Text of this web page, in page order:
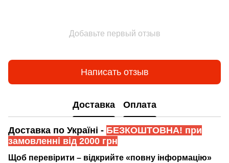
Добавьте первый отзыв
Написать отзыв
Доставка Оплата
Доставка по Україні - БЕЗКОШТОВНА! при
замовленні від 2000 грн
Щоб перевірити – відкрийте «повну інформацію»